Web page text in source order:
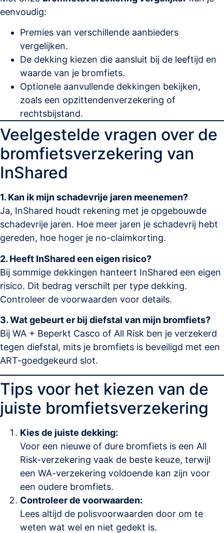
eenvoudig:
Premies van verschillende aanbieders
vergelijken.
De dekking kiezen die aansluit bij de leeftijd en
waarde van je bromfiets.
Optionele aanvullende dekkingen bekijken,
zoals een opzittendenverzekering of
rechtsbijstand.
Veelgestelde vragen over de
bromfietsverzekering van
InShared
1. Kan ik mijn schadevrije jaren meenemen?
Ja, InShared houdt rekening met je opgebouwde
schadevrije jaren. Hoe meer jaren je schadevrij hebt
gereden, hoe hoger je no-claimkorting.
2. Heeft InShared een eigen risico?
Bij sommige dekkingen hanteert InShared een eigen
risico. Dit bedrag verschilt per type dekking.
Controleer de voorwaarden voor details.
3. Wat gebeurt er bij diefstal van mijn bromfiets?
Bij WA + Beperkt Casco of All Risk ben je verzekerd
tegen diefstal, mits je bromfiets is beveiligd met een
ART-goedgekeurd slot.
Tips voor het kiezen van de
juiste bromfietsverzekering
Kies de juiste dekking:
Voor een nieuwe of dure bromfiets is een All
Risk-verzekering vaak de beste keuze, terwijl
een WA-verzekering voldoende kan zijn voor
een oudere bromfiets.
Controleer de voorwaarden:
Lees altijd de polisvoorwaarden door om te
weten wat wel en niet gedekt is.